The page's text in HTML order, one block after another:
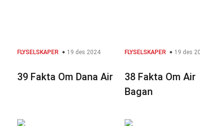
FLYSELSKAPER 19 des 2024
39 Fakta Om Dana Air
FLYSELSKAPER 19 des
38 Fakta Om Air
Bagan